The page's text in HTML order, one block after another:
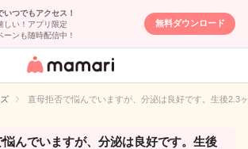
いつでもアクセス！
しい！アプリ限定
ーンも随時配信中！
無料ダウンロード
女性専用匿名QA
イト
直母拒否で悩んでいますが、分泌は良好です。生後2.3
んでいますが、分泌は良好です。生後